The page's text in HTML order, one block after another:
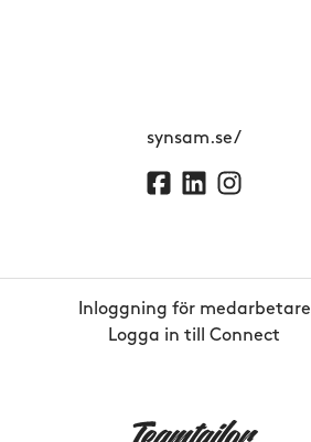
synsam.se/
Inloggning för medarbetare
Logga in till Connect